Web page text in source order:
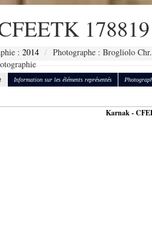
178819
: 2014
Photographe : Brogliolo Chr.
Information sur les éléments représentés